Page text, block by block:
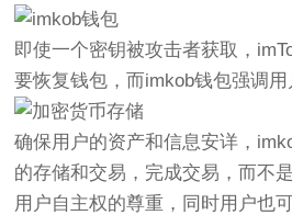
即使一个密钥被攻击者获取，
要恢复钱包，而imkob钱包强调用
确保用户的资产和信息安详，
的存储和交易，完成交易，而不
用户自主权的尊重，同时用户也